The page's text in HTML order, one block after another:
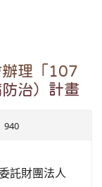
辦理「107
治）計畫
940
託財團法人